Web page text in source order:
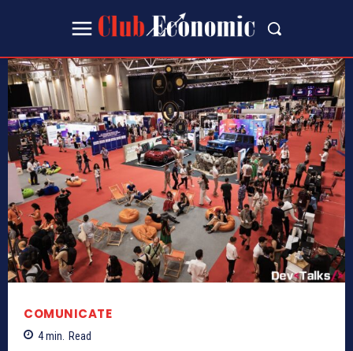
COMUNICATE
4min. Read